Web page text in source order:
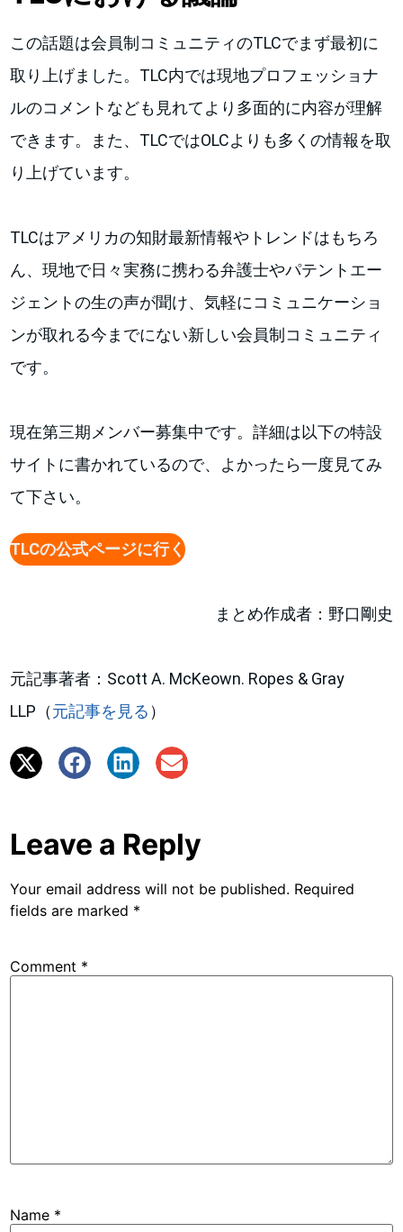
この話題は会員制コミュニティのTLCでまず最初に
取り上げました。TLC内では現地プロフェッショナ
ルのコメントなども見れてより多面的に内容が理解
できます。また、TLCではOLCよりも多くの情報を取
り上げています。
TLCはアメリカの知財最新情報やトレンドはもちろ
ん、現地で日々実務に携わる弁護士やパテントエー
ジェントの生の声が聞け、気軽にコミュニケーショ
ンが取れる今までにない新しい会員制コミュニティ
です。
現在第三期メンバー募集中です。詳細は以下の特設
サイトに書かれているので、よかったら一度見てみ
て下さい。
TLCの公式ページに行く
まとめ作成者：野口剛史
元記事著者：Scott A. McKeown. Ropes & Gray
LLP（元記事を見る ）
Leave a Reply
Your email address will not be published. Required
fields are marked *
Comment *
Name *